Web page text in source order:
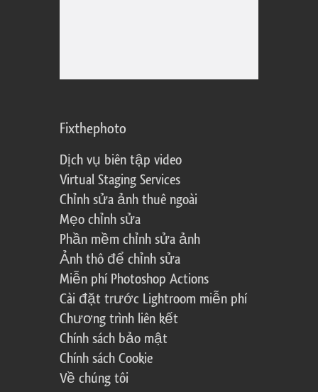
Fixthephoto
Dịch vụ biên tập video
Virtual Staging Services
Chỉnh sửa ảnh thuê ngoài
Mẹo chỉnh sửa
Phần mềm chỉnh sửa ảnh
Ảnh thô để chỉnh sửa
Miễn phí Photoshop Actions
Cài đặt trước Lightroom miễn phí
Chương trình liên kết
Chính sách bảo mật
Chính sách Cookie
Về chúng tôi